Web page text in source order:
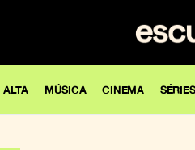
ALTA MÚSICA CINEMA SÉRIES